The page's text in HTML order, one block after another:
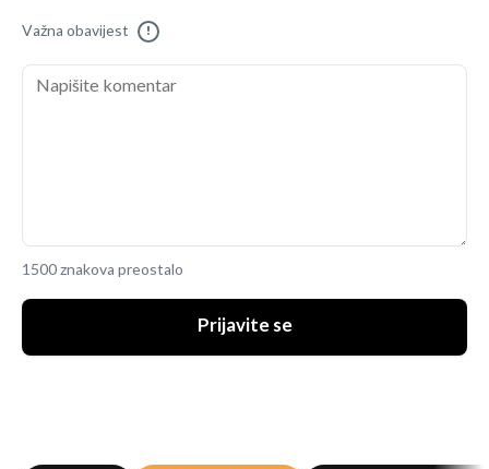
Važna obavijest !
1500 znakova preostalo
Prijavite se